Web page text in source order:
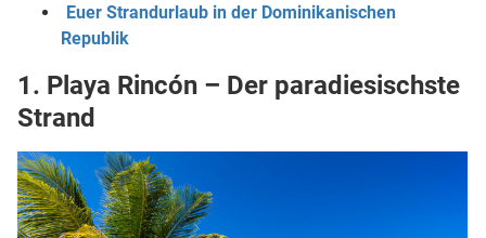
Euer Strandurlaub in der Dominikanischen
Republik
1. Playa Rincón – Der paradiesischste
Strand